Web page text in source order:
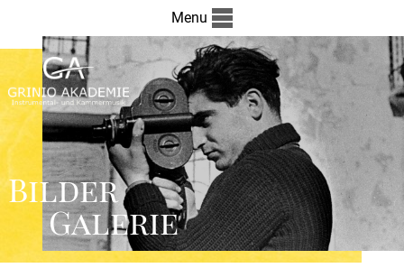
Menu
Bilder
Galerie